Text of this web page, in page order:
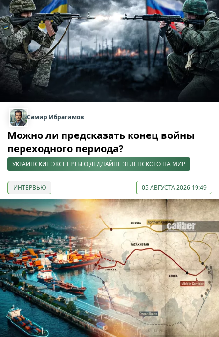
Самир Ибрагимов
Можно ли предсказать конец войны
переходного периода?
УКРАИНСКИЕ ЭКСПЕРТЫ О ДЕДЛАЙНЕ ЗЕЛЕНСКОГО НА МИР
ИНТЕРВЬЮ 05 АВГУСТА 2026 19:49